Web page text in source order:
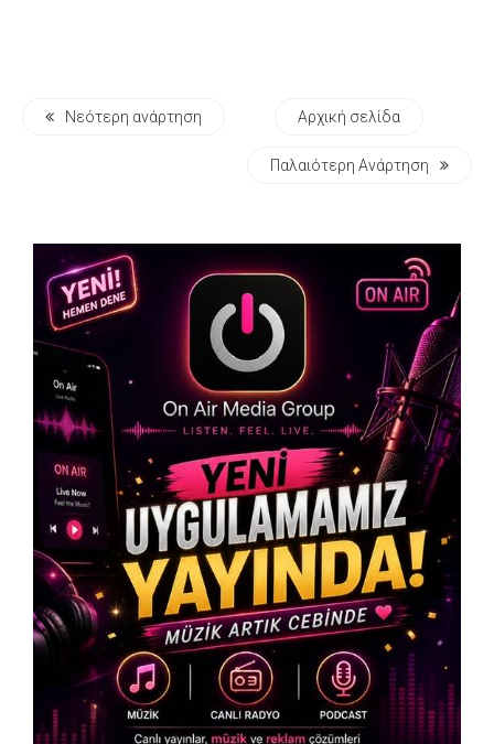
Νεότερη ανάρτηση Αρχική σελίδα
Παλαιότερη Ανάρτηση